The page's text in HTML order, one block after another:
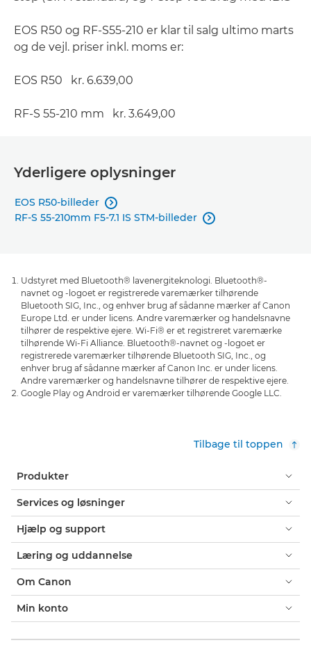
EOS R50 og RF-S55-210 er klar til salg ultimo marts
og de vejl. priser inkl. moms er:
EOS R50 kr. 6.639,00
RF-S 55-210 mm kr. 3.649,00
Yderligere oplysninger
EOS R50-billeder 
RF-S 55-210mm F5-7.1 IS STM-billeder 
Udstyret med Bluetooth® lavenergiteknologi. Bluetooth®-
navnet og -logoet er registrerede varemærker tilhørende
Bluetooth SIG, Inc., og enhver brug af sådanne mærker af Canon
Europe Ltd. er under licens. Andre varemærker og handelsnavne
tilhører de respektive ejere. Wi-Fi® er et registreret varemærke
tilhørende Wi-Fi Alliance. Bluetooth®-navnet og -logoet er
registrerede varemærker tilhørende Bluetooth SIG, Inc., og
enhver brug af sådanne mærker af Canon Inc. er under licens.
Andre varemærker og handelsnavne tilhører de respektive ejere.
Google Play og Android er varemærker tilhørende Google LLC.
Tilbage til toppen
Produkter
Services og løsninger
Hjælp og support
Læring og uddannelse
Om Canon
Min konto